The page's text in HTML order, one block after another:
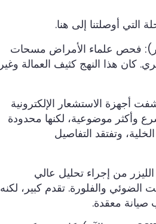
أوصلتنا إلى هنا.
فحص علماء الأمراض مسحات
كان هذا النهج كثيف العمالة وغير
أجهزة الاستشعار الإلكترونية
وأكثر موضوعية، لكنها محدودة
وتفتقد التفاصيل
من إجراء تحليل عالي
الضوئي والفلورة. تقدم كبير، لكنه
صيانة معقدة.